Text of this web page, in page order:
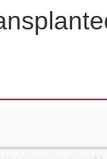
一家亲】